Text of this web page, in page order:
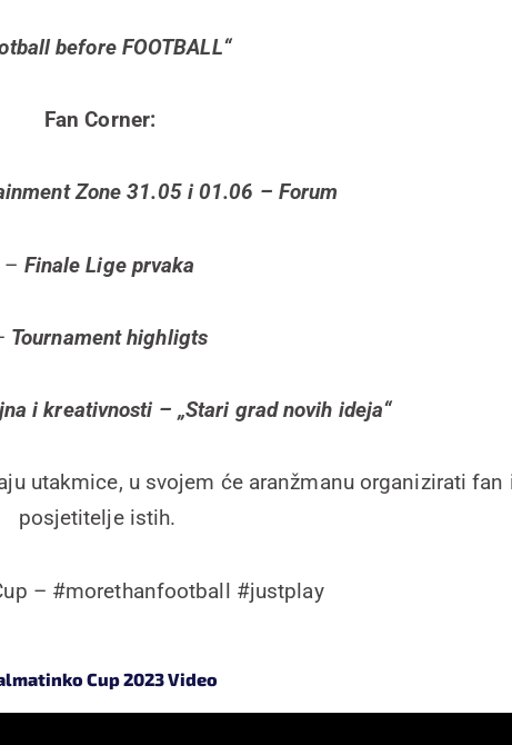
before FOOTBALL“
Fan Corner:
Zone 31.05 i 01.06 – Forum
– Finale Lige prvaka
Tournament highligts
i kreativnosti – „Stari grad novih ideja“
utakmice, u svojem će aranžmanu organizirati fan
posjetitelje istih.
– #morethanfootball #justplay
Cup 2023 Video